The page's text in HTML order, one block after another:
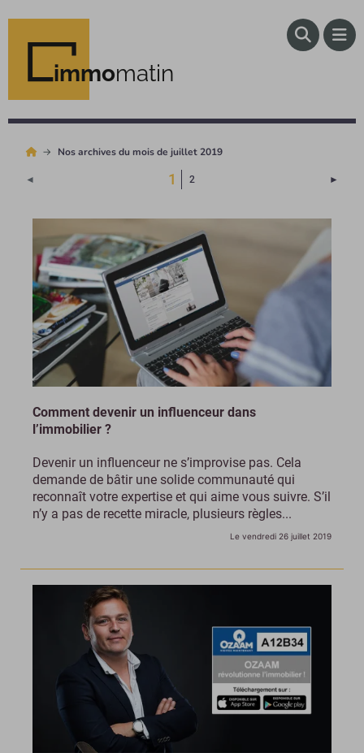
immomatin
Nos archives du mois de juillet 2019
◄ 1 (Page courante)
2 ►
Comment devenir un influenceur dans
l’immobilier ?
Devenir un influenceur ne s’improvise pas. Cela
demande de bâtir une solide communauté qui
reconnaît votre expertise et qui aime vous suivre. S’il
n’y a pas de recette miracle, plusieurs règles...
Le vendredi 26 juillet 2019